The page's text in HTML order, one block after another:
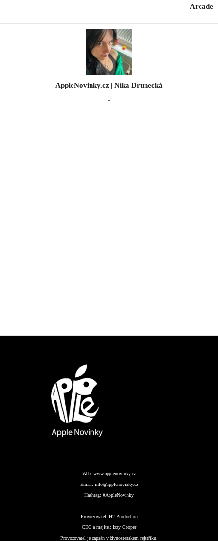
Arcade
AppleNovinky.cz | Nika Drunecká
Web: www.applenovinky.cz
Email: info@applenovinky.cz
Hashtag: #AppleNovinky
Provozovatel: H2 Production
CEO a majitel: Izzy Cooper
Provozovatel je zapsán v živnostenském rejstříku.